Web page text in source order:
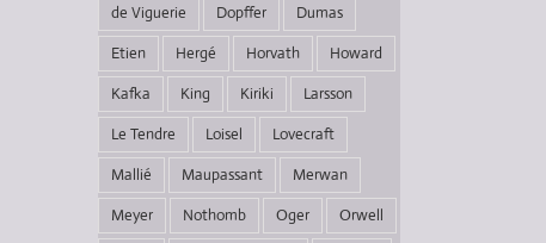
de Viguerie
Dopffer
Dumas
Etien
Hergé Horvath
Howard
Kafka
King Kiriki
Larsson
Le Tendre
Loisel
Lovecraft
Mallié
Maupassant
Merwan
Meyer
Nothomb Oger
Orwell